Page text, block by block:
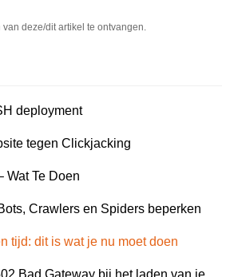
deze/dit artikel te ontvangen.
deployment
tegen Clickjacking
Wat Te Doen
Crawlers en Spiders beperken
tijd: dit is wat je nu moet doen
Bad Gateway bij het laden van je